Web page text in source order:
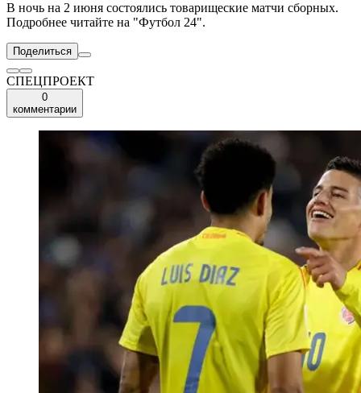
В ночь на 2 июня состоялись товарищеские матчи сборных.
Подробнее читайте на "Футбол 24".
Поделиться
СПЕЦПРОЕКТ
0
комментарии